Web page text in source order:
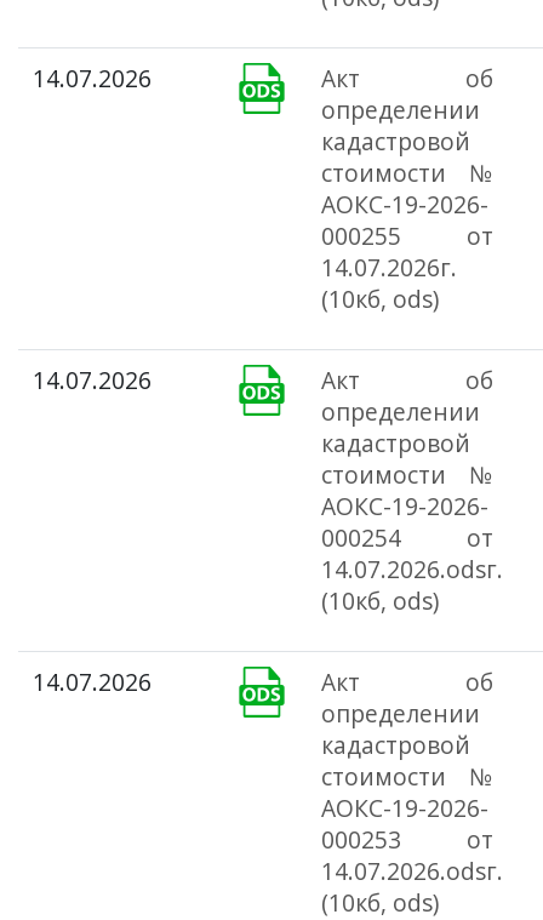
14.07.2026
Акт об
определении
кадастровой
стоимости №
АОКС-19-2026-
000255 от
14.07.2026г.
(10кб, ods)
14.07.2026
Акт об
определении
кадастровой
стоимости №
АОКС-19-2026-
000254 от
14.07.2026.odsг.
(10кб, ods)
14.07.2026
Акт об
определении
кадастровой
стоимости №
АОКС-19-2026-
000253 от
14.07.2026.odsг.
(10кб, ods)